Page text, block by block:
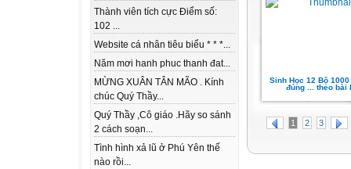
Thành viên tích cực Điểm số:
102 ...
Website cá nhân tiêu biểu * * *...
Năm mơi hanh phuc thanh đat...
MỪNG XUÂN TÂN MÃO . Kính
chúc Quý Thầy...
Quý Thầy ,Cô giáo .Hãy so sánh
2 cách soạn...
Tình hình xả lũ ở Phú Yên thế
nào rồi...
Sinh Học 12 Bộ
đúng ... theo bài
1 2 3